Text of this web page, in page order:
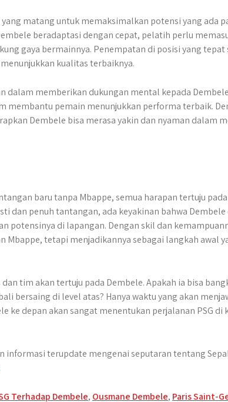
matang untuk memaksimalkan potensi yang ada
beradaptasi dengan cepat, pelatih perlu
gaya bermainnya. Penempatan di posisi yang
kualitas terbaiknya.
dalam memberikan dukungan mental kepada
membantu pemain menunjukkan performa terbaik.
Dembele bisa merasa yakin dan nyaman dalam
baru tanpa Mbappe, semua harapan tertuju
dan penuh tantangan, ada keyakinan bahwa
potensinya di lapangan. Dengan skil dan
tetapi menjadikannya sebagai langkah awal
tim akan tertuju pada Dembele. Apakah ia bisa
bersaing di level atas? Hanya waktu yang akan
ke depan akan sangat menentukan perjalanan PSG di
informasi terupdate mengenai seputaran tentang
Terhadap Dembele, Ousmane Dembele, Paris Saint-